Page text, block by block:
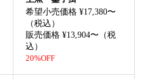
希望小売価格 ¥17,380〜
（税込）
販売価格 ¥13,904〜（税
込）
20%OFF